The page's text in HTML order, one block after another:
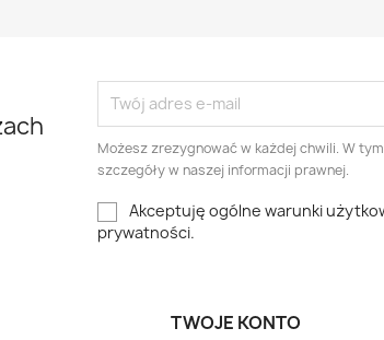
Możesz zrezygnować w każdej chwili. W
szczegóły w naszej informacji prawnej.
Akceptuję ogólne warunki
prywatności.
TWOJE KONTO